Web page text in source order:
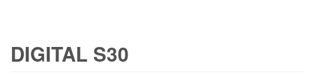
DIGITAL S30